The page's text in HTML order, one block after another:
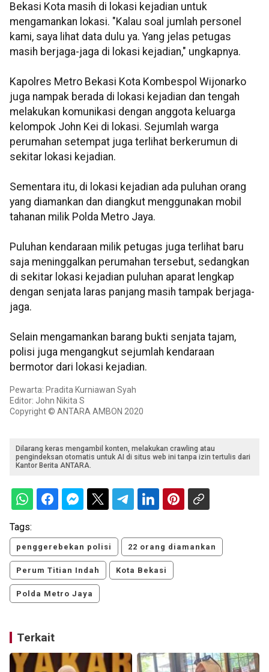
Bekasi Kota masih di lokasi kejadian untuk
mengamankan lokasi. "Kalau soal jumlah personel
kami, saya lihat data dulu ya. Yang jelas petugas
masih berjaga-jaga di lokasi kejadian," ungkapnya.
Kapolres Metro Bekasi Kota Kombespol Wijonarko
juga nampak berada di lokasi kejadian dan tengah
melakukan komunikasi dengan anggota keluarga
kelompok John Kei di lokasi. Sejumlah warga
perumahan setempat juga terlihat berkerumun di
sekitar lokasi kejadian.
Sementara itu, di lokasi kejadian ada puluhan orang
yang diamankan dan diangkut menggunakan mobil
tahanan milik Polda Metro Jaya.
Puluhan kendaraan milik petugas juga terlihat baru
saja meninggalkan perumahan tersebut, sedangkan
di sekitar lokasi kejadian puluhan aparat lengkap
dengan senjata laras panjang masih tampak berjaga-
jaga.
Selain mengamankan barang bukti senjata tajam,
polisi juga mengangkut sejumlah kendaraan
bermotor dari lokasi kejadian.
Pewarta: Pradita Kurniawan Syah
Editor: John Nikita S
Copyright © ANTARA AMBON 2020
Dilarang keras mengambil konten, melakukan crawling atau
pengindeksan otomatis untuk AI di situs web ini tanpa izin tertulis dari
Kantor Berita ANTARA.
Tags:
penggerebekan polisi 22 orang diamankan
Perum Titian Indah Kota Bekasi
Polda Metro Jaya
Terkait